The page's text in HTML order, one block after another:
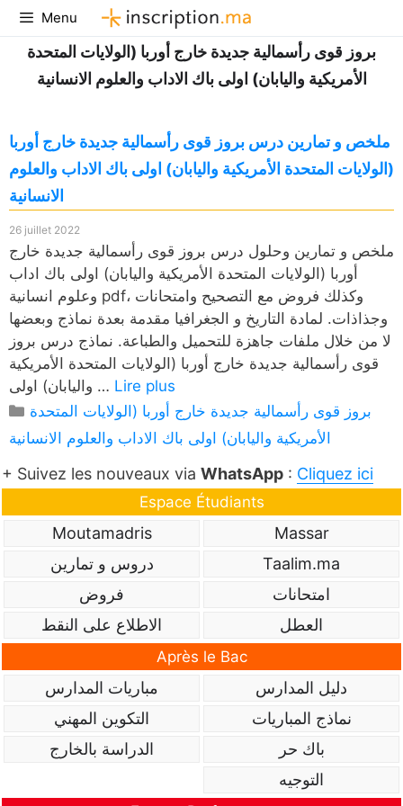
Aller
au
contenu
Menu
بروز قوى رأسمالية جديدة خارج أوربا (الولايات المتحدة
الأمريكية واليابان) اولى باك الاداب والعلوم الانسانية
ملخص و تمارين درس بروز قوى رأسمالية جديدة خارج أوربا
(الولايات المتحدة الأمريكية واليابان) اولى باك الاداب والعلوم
الانسانية
26 juillet 2022
ملخص و تمارين وحلول درس بروز قوى رأسمالية جديدة خارج
أوربا (الولايات المتحدة الأمريكية واليابان) اولى باك اداب
وعلوم انسانية pdf، وكذلك فروض مع التصحيح وامتحانات
وجذاذات. لمادة التاريخ و الجغرافيا مقدمة بعدة نماذج وبعضها
لا من خلال ملفات جاهزة للتحميل والطباعة. نماذج درس بروز
قوى رأسمالية جديدة خارج أوربا (الولايات المتحدة الأمريكية
واليابان) اولى … Lire plus
Catégories
بروز قوى رأسمالية جديدة خارج أوربا (الولايات المتحدة
الأمريكية واليابان) اولى باك الاداب والعلوم الانسانية
+ Suivez les nouveaux via WhatsApp : Cliquez ici
Espace Étudiants
Massar
Moutamadris
Taalim.ma
دروس و تمارين
امتحانات
فروض
العطل
الاطلاع على النقط
Après le Bac
دليل المدارس
مباريات المدارس
نماذج المباريات
التكوين المهني
باك حر
الدراسة بالخارج
التوجيه